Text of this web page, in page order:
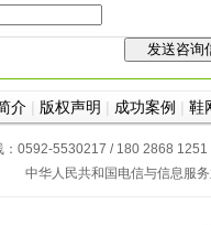
介 | 版权声明 | 成功案例 | 鞋
：0592-5530217 / 180 2868 1251
中华人民共和国电信与信息服